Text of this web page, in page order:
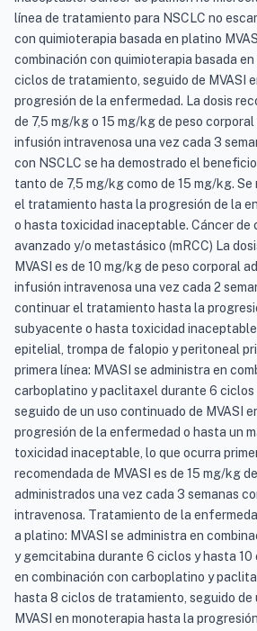
línea de tratamiento para NSCLC no
con quimioterapia basada en platino
combinación con quimioterapia basada
ciclos de tratamiento, seguido de MVASI
progresión de la enfermedad. La dosis
de 7,5 mg/kg o 15 mg/kg de peso
infusión intravenosa una vez cada 3
con NSCLC se ha demostrado el
tanto de 7,5 mg/kg como de 15 mg/kg.
el tratamiento hasta la progresión de la
o hasta toxicidad inaceptable. Cáncer de
avanzado y/o metastásico (mRCC) La
MVASI es de 10 mg/kg de peso corporal
infusión intravenosa una vez cada 2
continuar el tratamiento hasta la
subyacente o hasta toxicidad
epitelial, trompa de falopio y peritoneal
primera línea: MVASI se administra en
carboplatino y paclitaxel durante 6 ciclos
seguido de un uso continuado de MVASI
progresión de la enfermedad o hasta un
toxicidad inaceptable, lo que ocurra
recomendada de MVASI es de 15 mg/kg
administrados una vez cada 3 semanas
intravenosa. Tratamiento de la
a platino: MVASI se administra en
y gemcitabina durante 6 ciclos y hasta
en combinación con carboplatino y
hasta 8 ciclos de tratamiento, seguido de
MVASI en monoterapia hasta la